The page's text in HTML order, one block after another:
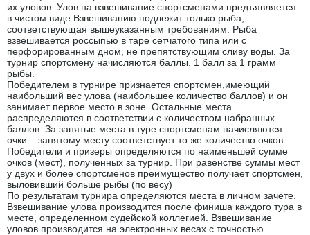
их уловов. Улов на взвешивание спортсменами предъявляется
в чистом виде.Взвешиванию подлежит только рыба,
соответствующая вышеуказанным требованиям. Рыба
взвешивается россыпью в таре сетчатого типа или с
перфорированным дном, не препятствующим сливу воды. За
турнир спортсмену начисляются баллы. 1 балл за 1 грамм
рыбы.
Победителем в турнире признается спортсмен,имеющий
наибольший вес улова (наибольшее количество баллов) и он
занимает первое место в зоне. Остальные места
распределяются в соответствии с количеством набранных
баллов. За занятые места в туре спортсменам начисляются
очки – занятому месту соответствует то же количество очков.
Победители и призеры определяются по наименьшей сумме
очков (мест), полученных за турнир. При равенстве суммы мест
у двух и более спортсменов преимущество получает спортсмен,
выловивший больше рыбы (по весу)
По результатам турнира определяются места в личном зачёте.
Взвешивание улова производится после финиша каждого тура в
месте, определенном судейской коллегией. Взвешивание
уловов производится на электронных весах с точностью